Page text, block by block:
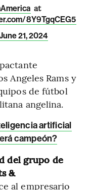
at
8Y9TgqCEG5
21, 2024
Angeles Rams y
de fútbol
angelina.
artificial
campeón?
del grupo de
&
al empresario